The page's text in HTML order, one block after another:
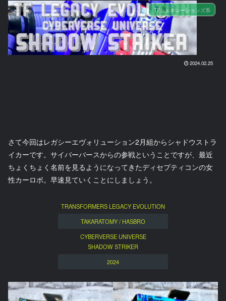
TFジェネレーションズ系
2024.02.25
さて今回はレガシーエヴォリューション2月組からシャドウストラ
イカーです。サイバーバースからの参戦ということですが、最近
ちょくちょく名前を見るようになってきたディセプティコンの女
性カーロボ。早速見ていくことにしましょう。
TRANSFORMERS LEGACY EVOLUTION
TAKARATOMY / HASBRO
CYBERVERSE UNIVERSE
SHADOW STRIKER
2024